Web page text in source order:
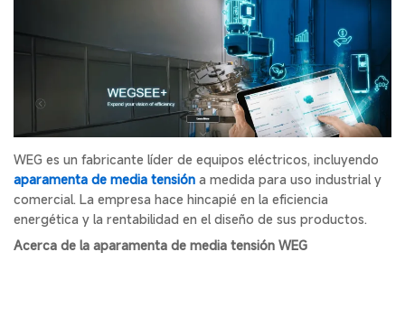
WEG es un fabricante líder de equipos eléctricos, incluyendo
aparamenta de media tensión a medida para uso industrial y
comercial. La empresa hace hincapié en la eficiencia
energética y la rentabilidad en el diseño de sus productos.
Acerca de la aparamenta de media tensión WEG